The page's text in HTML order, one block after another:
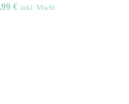
€ inkl. MwSt.